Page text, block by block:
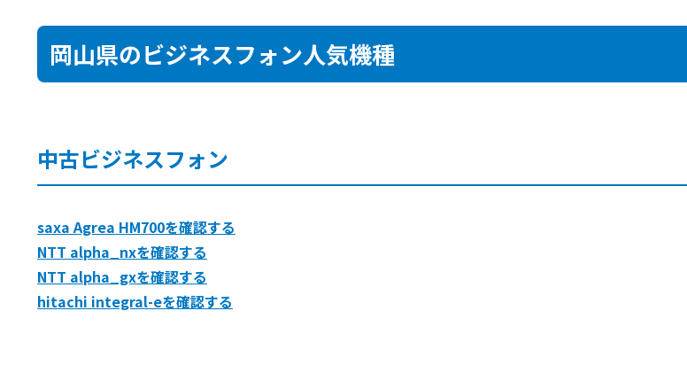
岡山県のビジネスフォン人気機種
中古ビジネスフォン
saxa Agrea HM700を確認する
NTT alpha_nxを確認する
NTT alpha_gxを確認する
hitachi integral-eを確認する